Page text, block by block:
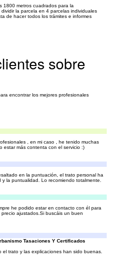
1800 metros cuadrados para la
la parcela en 4 parcelas individuales
de hacer todos los trámites e informes
sobre
encontrar los mejores profesionales
, en mi caso , he tenido muchas
estar más contenta con el servicio :)
en la puntuación, el trato personal ha
la puntualidad. Lo recomiendo totalmente.
he podido estar en contacto con él para
ajustados.Si buscáis un buen
Tasaciones Y Certificados
trato y las explicaciones han sido buenas.